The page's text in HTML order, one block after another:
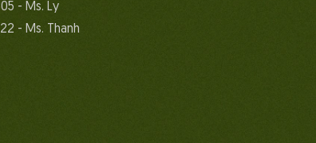
- Ms. Ly
- Ms. Thanh